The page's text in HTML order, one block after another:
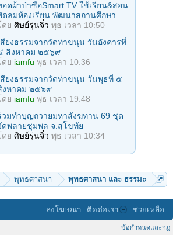
อดผ้าป่าซื้อSmart TV ใช้เรียน&สอน
ดลมห้องเรียน พัฒนาสถานศึกษา...
ดย ศิษย์รุ่นจิ๋ว พุธ เวลา 10:50
สียงธรรมจากวัดท่าขนุน วันอังคารที่
สิงหาคม ๒๕๖๙
ดย iamfu พุธ เวลา 10:36
สียงธรรมจากวัดท่าขนุน วันพุธที่ ๕
งหาคม ๒๕๖๙
ดย iamfu พุธ เวลา 19:48
วมทําบุญถวายมหาสังฆทาน 69 ชุด
ดพลายชุมพล จ.สุโขทัย
ดย ศิษย์รุ่นจิ๋ว พุธ เวลา 10:34
พุทธศาสนา พุทธศาสนา และ ธรรมะ
ลงโฆษณา ติดต่อเรา ช่วยเหลือ
ข้อกำหนดและกฎ